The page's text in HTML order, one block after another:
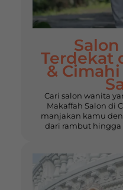
Terdekat
&
Cari salon wanita
Makaffah Salon di
manjakan kamu
dari rambut